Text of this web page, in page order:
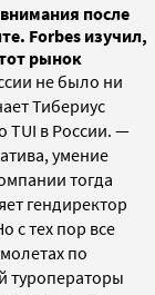
после
Forbes изучил,
рынок
не было ни
Тибериус
TUI в России. —
умение
тогда
гендиректор
с тех пор все
по
туроператоры